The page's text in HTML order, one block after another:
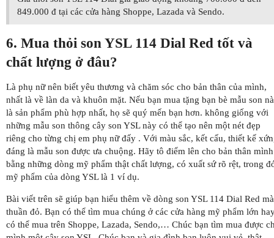
849.000 đ tại các cửa hàng Shoppe, Lazada và Sendo.
6. Mua thỏi son YSL 114 Dial Red tốt và
chất lượng ở đâu?
Là phụ nữ nên biết yêu thương và chăm sóc cho bản thân của mình,
nhất là về làn da và khuôn mặt. Nếu bạn mua tặng bạn bè mẫu son
là sản phẩm phù hợp nhất, họ sẽ quý mến bạn hơn. không giống với
những mẫu son thông cây son YSL này có thể tạo nên một nét đẹp
riêng cho từng chị em phụ nữ đấy . Với màu sắc, kết cấu, thiết kế
đáng là mẫu son được ưa chuộng. Hãy tô điểm lên cho bản thân mình
bằng những dòng mỹ phẩm thật chất lượng, có xuất sứ rõ rệt, trong
mỹ phẩm của dòng YSL là 1 ví dụ.
Bài viết trên sẽ giúp bạn hiểu thêm về dòng son YSL 114 Dial Red
thuần đỏ. Bạn có thể tìm mua chúng ở các cửa hàng mỹ phẩm lớn
có thể mua trên Shoppe, Lazada, Sendo,… Chúc bạn tìm mua được